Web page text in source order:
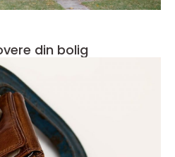
din bolig